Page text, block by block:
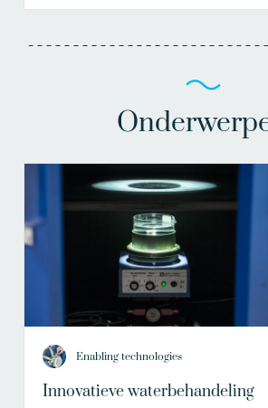
Enabling technologies
Innovatieve waterbehandeling